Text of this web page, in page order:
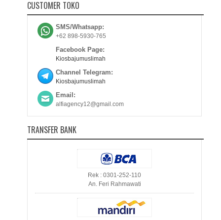
CUSTOMER TOKO
SMS/Whatsapp:
+62 898-5930-765
Facebook Page:
Kiosbajumuslimah
Channel Telegram:
Kiosbajumuslimah
Email:
alfiagency12@gmail.com
TRANSFER BANK
Rek : 0301-252-110
An. Feri Rahmawati